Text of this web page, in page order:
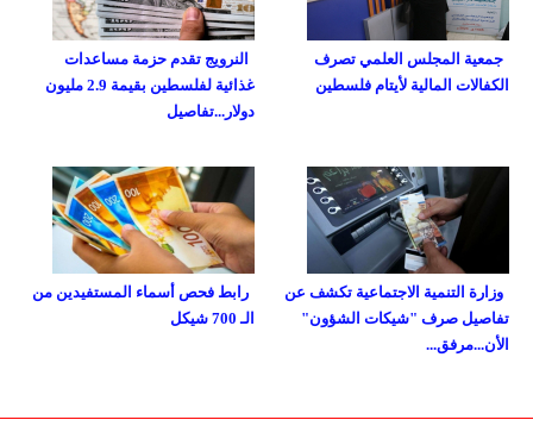
النرويج تقدم حزمة مساعدات
غذائية لفلسطين بقيمة 2.9 مليون
دولار...تفاصيل
جمعية المجلس العلمي تصرف
الكفالات المالية لأيتام فلسطين
رابط فحص أسماء المستفيدين من
الـ 700 شيكل
وزارة التنمية الاجتماعية تكشف عن
تفاصيل صرف "شيكات الشؤون"
الأن...مرفق...